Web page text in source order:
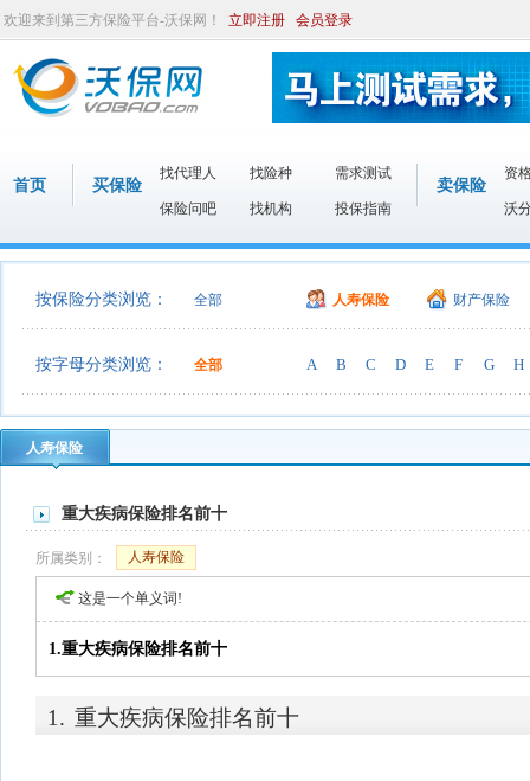
欢迎来到第三方保险平台-沃保网！ 立即注册 会员登录
首页 买保险
找代理人 找险种 需求测试
保险问吧 找机构 投保指南
卖保险
资
沃
按保险分类浏览： 全部 人寿保险 财产保险
按字母分类浏览： 全部 A B C D E F G H
人寿保险
重大疾病保险排名前十
所属类别： 人寿保险
这是一个单义词!
1.重大疾病保险排名前十
1. 重大疾病保险排名前十